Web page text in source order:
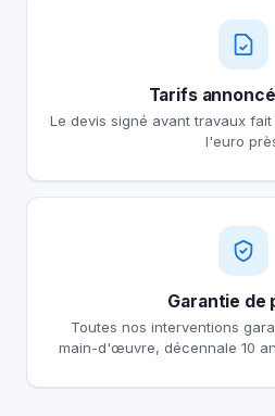
Tarifs
Le devis signé avant travaux
l'euro
Garantie de
Toutes nos interventions
main-d'œuvre, décennale 10